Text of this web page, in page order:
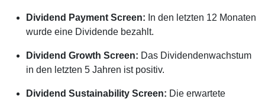
Dividend Payment Screen: In den letzten 12 Monaten
wurde eine Dividende bezahlt.
Dividend Growth Screen: Das Dividendenwachstum
in den letzten 5 Jahren ist positiv.
Dividend Sustainability Screen: Die erwartete